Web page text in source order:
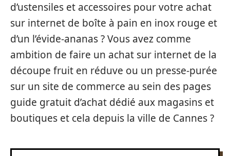
d’ustensiles et accessoires pour votre achat
sur internet de boîte à pain en inox rouge et
d’un l’évide-ananas ? Vous avez comme
ambition de faire un achat sur internet de la
découpe fruit en réduve ou un presse-purée
sur un site de commerce au sein des pages
guide gratuit d’achat dédié aux magasins et
boutiques et cela depuis la ville de Cannes ?